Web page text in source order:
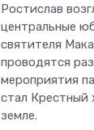
Ростислав
центральные
святителя
проводятся
мероприятия
стал Крестный
земле.